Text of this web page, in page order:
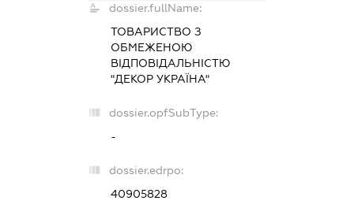
dossier.fullName:
ТОВАРИСТВО З
ОБМЕЖЕНОЮ
ВІДПОВІДАЛЬНІСТЮ
"ДЕКОР УКРАЇНА"
dossier.opfSubType:
-
dossier.edrpo:
40905828